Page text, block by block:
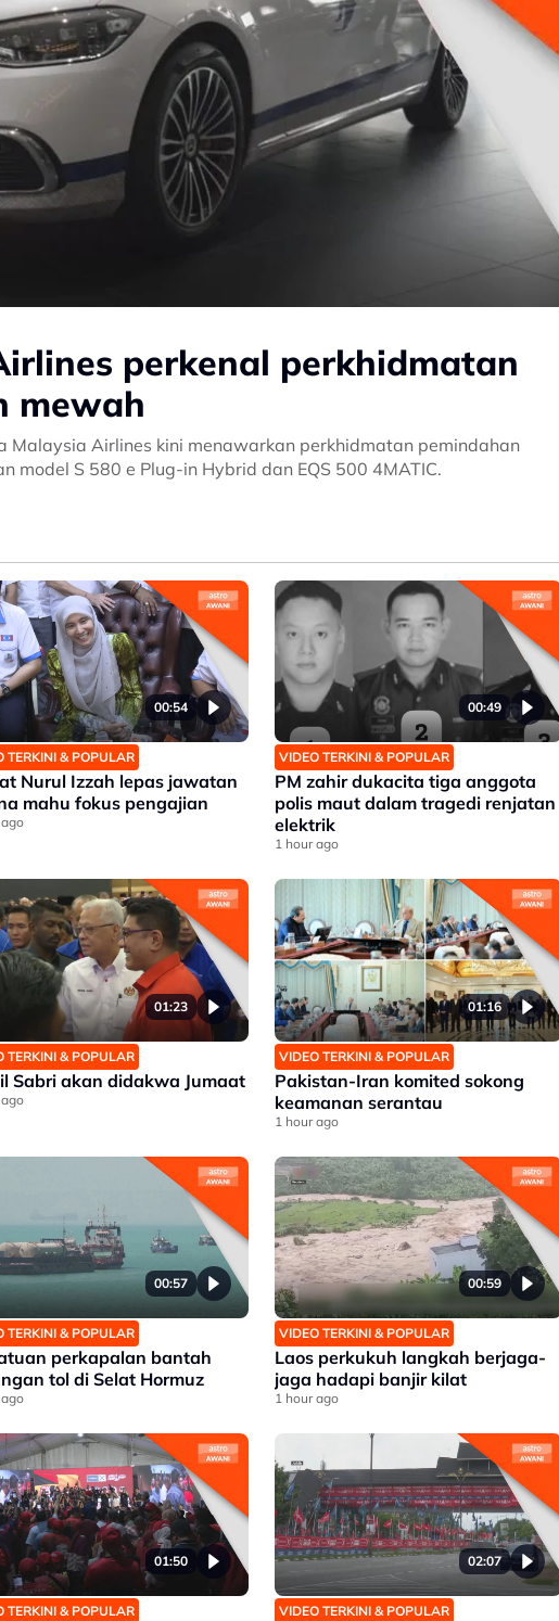
perkenal perkhidmatan
mewah
Malaysia Airlines kini menawarkan perkhidmatan pemindahan
model S 580 e Plug-in Hybrid dan EQS 500 4MATIC.
00:54
TERKINI & POPULAR
Nurul Izzah lepas jawatan
mahu fokus pengajian
00:49
VIDEO TERKINI & POPULAR
PM zahir dukacita tiga anggota
polis maut dalam tragedi renjatan
elektrik
1 hour ago
01:23
TERKINI & POPULAR
Sabri akan didakwa Jumaat
01:16
VIDEO TERKINI & POPULAR
Pakistan-Iran komited sokong
keamanan serantau
1 hour ago
00:57
TERKINI & POPULAR
perkapalan bantah
tol di Selat Hormuz
00:59
VIDEO TERKINI & POPULAR
Laos perkukuh langkah berjaga-
jaga hadapi banjir kilat
1 hour ago
01:50
TERKINI & POPULAR
02:07
VIDEO TERKINI & POPULAR